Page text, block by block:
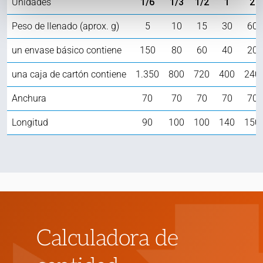
Peso de llenado (aprox. g) 5 10 15 30 60
un envase básico contiene 150 80 60 40 20
una caja de cartón contiene 1.350 800 720 400 240
Anchura 70 70 70 70 70
Longitud 90 100 100 140 150
Calculadora de